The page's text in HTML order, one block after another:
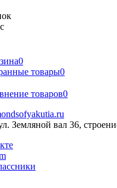
0
товары0
товаров0
Земляной вал 36,